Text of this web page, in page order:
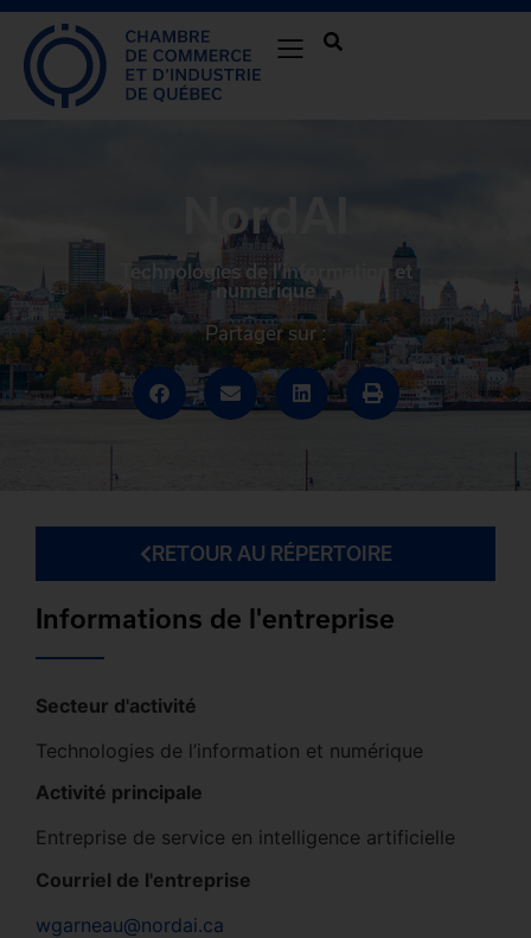
NordAI
Technologies de l’information et
numérique
Partager sur :
RETOUR AU RÉPERTOIRE
Informations de l'entreprise
Secteur d'activité
Technologies de l’information et numérique
Activité principale
Entreprise de service en intelligence artificielle
Courriel de l'entreprise
wgarneau@nordai.ca